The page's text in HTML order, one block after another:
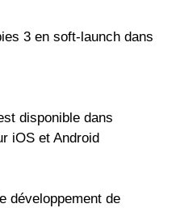
3 en soft-launch dans
disponible dans
iOS et Android
développement de